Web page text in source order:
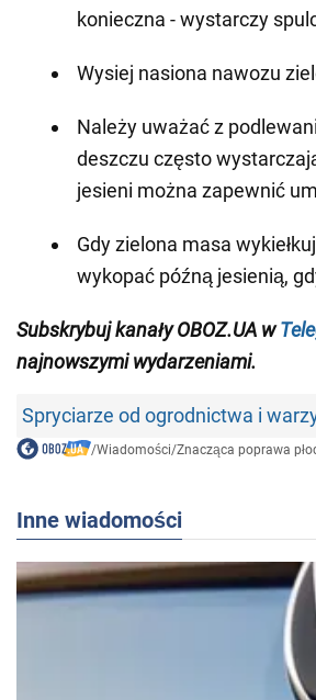
konieczna - wystarczy
Wysiej nasiona nawozu
Należy uważać z
deszczu często
jesieni można zapewnić
Gdy zielona masa
wykopać późną jesienią,
Subskrybuj kanały OBOZ.UA w
najnowszymi wydarzeniami.
Spryciarze od ogrodnictwa i
/Wiadomości/Znacząca poprawa
Inne wiadomości